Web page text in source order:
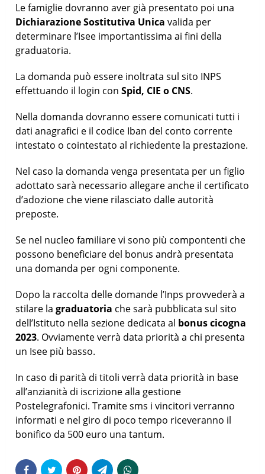
Le famiglie dovranno aver già presentato poi una
Dichiarazione Sostitutiva Unica valida per
determinare l’Isee importantissima ai fini della
graduatoria.
La domanda può essere inoltrata sul sito INPS
effettuando il login conSpid, CIE o CNS.
Nella domanda dovranno essere comunicati tutti i
dati anagrafici e il codice Iban del conto corrente
intestato o cointestato al richiedente la prestazione.
Nel caso la domanda venga presentata per un figlio
adottato sarà necessario allegare anche il certificato
d’adozione che viene rilasciato dalle autorità
preposte.
Se nel nucleo familiare vi sono più compontenti che
possono beneficiare del bonus andrà presentata
una domanda per ogni componente.
Dopo la raccolta delle domande l’Inps provvederà a
stilare lagraduatoria che sarà pubblicata sul sito
dell’Istituto nella sezione dedicata al bonus cicogna
2023. Ovviamente verrà data priorità a chi presenta
un Isee più basso.
In caso di parità di titoli verrà data priorità in base
all’anzianità di iscrizione alla gestione
Postelegrafonici. Tramite sms i vincitori verranno
informati e nel giro di poco tempo riceveranno il
bonifico da 500 euro una tantum.